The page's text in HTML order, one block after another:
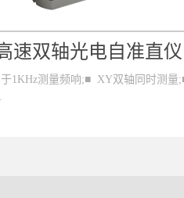
速双轴光电自准直仪
1KHz测量频响;■ XY双轴同时测量